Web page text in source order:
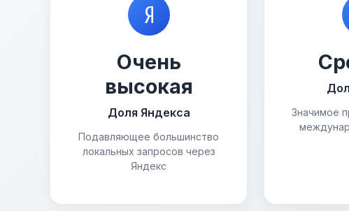
Очень
высокая
Доля Яндекса
Подавляющее большинство
локальных запросов через
Яндекс
Значимое